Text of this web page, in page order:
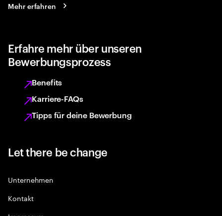
Mehr erfahren
Erfahre mehr über unseren
Bewerbungsprozess
Benefits
Karriere-FAQs
Tipps für deine Bewerbung
Let there be change
Unternehmen
Kontakt